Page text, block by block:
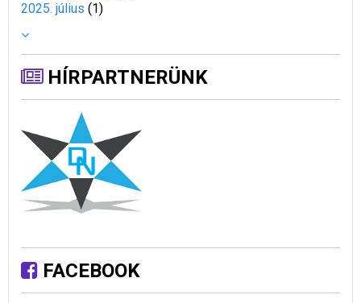
2025. július (1)
HÍRPARTNERÜNK
FACEBOOK